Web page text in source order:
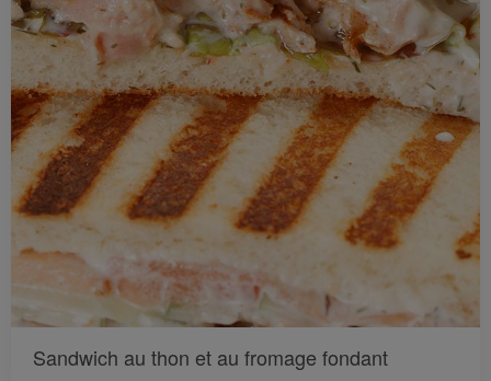
Sandwich au thon et au fromage fondant